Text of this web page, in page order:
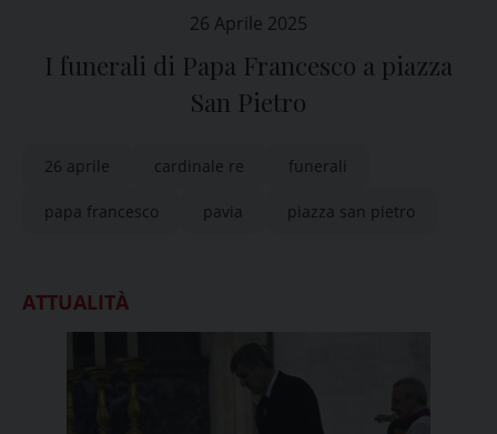
26 Aprile 2025
I funerali di Papa Francesco a piazza
San Pietro
26 aprile cardinale re funerali
papa francesco pavia piazza san pietro
ATTUALITÀ